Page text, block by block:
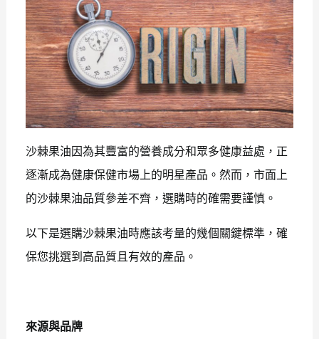
沙棘果油因為其豐富的營養成分和眾多健康益處，正
逐漸成為健康保健市場上的明星產品。然而，市面上
的沙棘果油品質參差不齊，選購時的確需要謹慎。
以下是選購沙棘果油時應該考量的幾個關鍵標準，確
保您挑選到高品質且有效的產品。
來源與品牌